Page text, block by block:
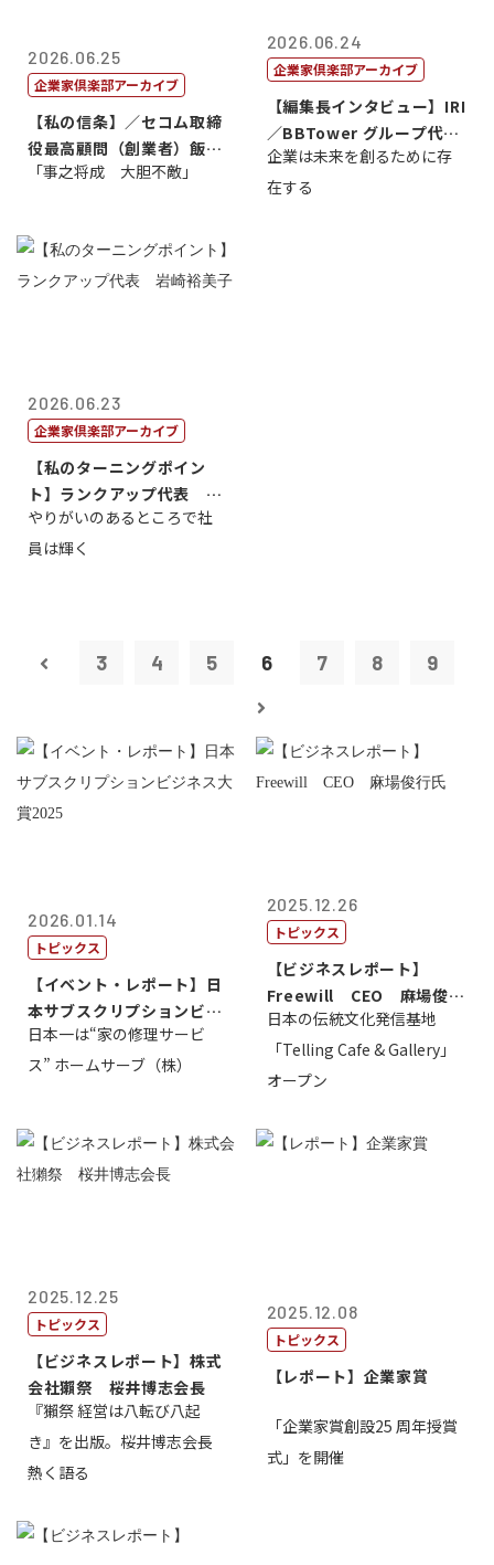
2026.06.25
企業家倶楽部アーカイブ
【私の信条】／セコム取締
役最高顧問（創業者）飯田
亮
「事之将成 大胆不敵」
2026.06.24
企業家倶楽部アーカイブ
【編集長インタビュー】IRI
／BBTower グループ代表
藤...
企業は未来を創るために存
在する
2026.06.23
企業家倶楽部アーカイブ
【私のターニングポイン
ト】ランクアップ代表 岩
崎裕美子
やりがいのあるところで社
員は輝く
3 4 5 6 7 8 9
2026.01.14
トピックス
【イベント・レポート】日
本サブスクリプションビジ
ネス大賞20...
日本一は“家の修理サービ
ス” ホームサーブ（株）
2025.12.26
トピックス
【ビジネスレポート】
Freewill CEO 麻場俊行
氏
日本の伝統文化発信基地
「Telling Cafe & Gallery」
オープン
2025.12.25
トピックス
【ビジネスレポート】株式
会社獺祭 桜井博志会長
『獺祭 経営は八転び八起
き』を出版。桜井博志会長
熱く語る
2025.12.08
トピックス
【レポート】企業家賞
「企業家賞創設25 周年授賞
式」を開催